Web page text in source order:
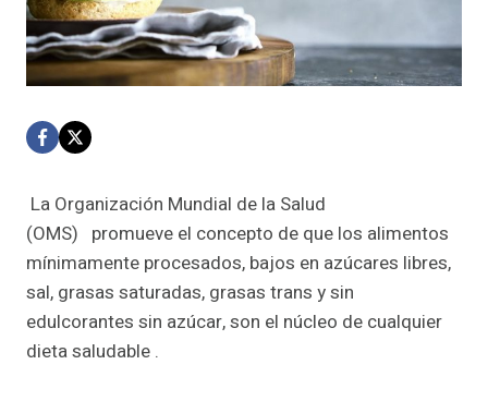
La Organización Mundial de la Salud
(OMS) promueve el concepto de que los alimentos
mínimamente procesados, bajos en azúcares libres,
sal, grasas saturadas, grasas trans y sin
edulcorantes sin azúcar, son el núcleo de cualquier
dieta saludable .